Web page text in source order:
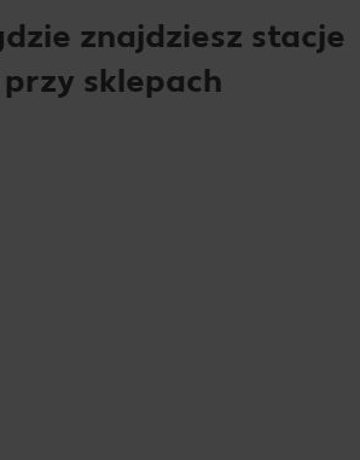
znajdziesz stacje
sklepach